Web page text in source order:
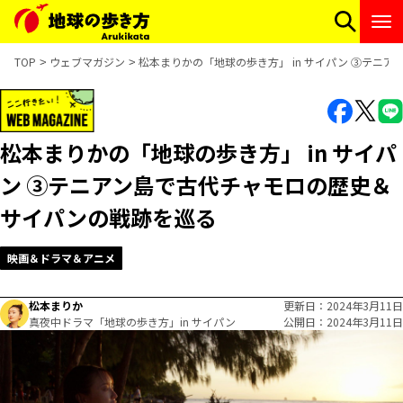
TOP ウェブマガジン 松本まりかの「地球の歩き方」 in サイパン ③テニア
松本まりかの「地球の歩き方」 in サイパ
ン ③テニアン島で古代チャモロの歴史＆
サイパンの戦跡を巡る
映画＆ドラマ＆アニメ
松本まりか
真夜中ドラマ「地球の歩き方」in サイパン
更新日
2024年3月11日
公開日
2024年3月11日